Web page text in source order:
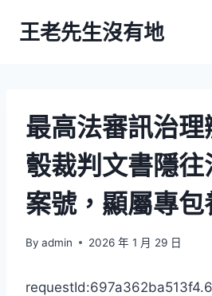
王老先生沒有地
最高法審訊治
彀裁判文書隱
案號，顯屬專
By admin 2026 年 1 月 29 日